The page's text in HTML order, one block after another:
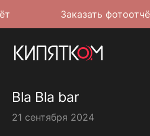
Заказать фотоотчёт
Bla Bla bar
21 сентября 2024